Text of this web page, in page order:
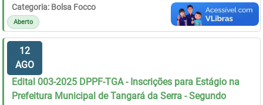
Categoria: Bolsa Focco
Aberto
12
AGO
Edital 003-2025 DPPF-TGA - Inscrições para Estágio na
Prefeitura Municipal de Tangará da Serra - Segundo